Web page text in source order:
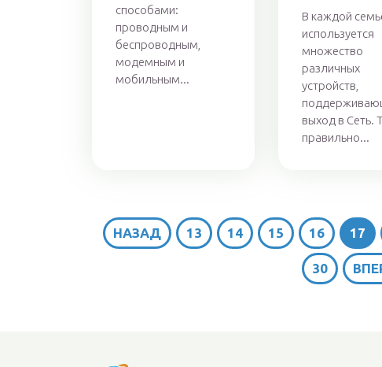
способами:
проводным и
беспроводным,
модемным и
мобильным...
В каждой
используется
множество
различных
устройств,
выход в Сеть.
правильно...
НАЗАД 13 14 15 16 17
30